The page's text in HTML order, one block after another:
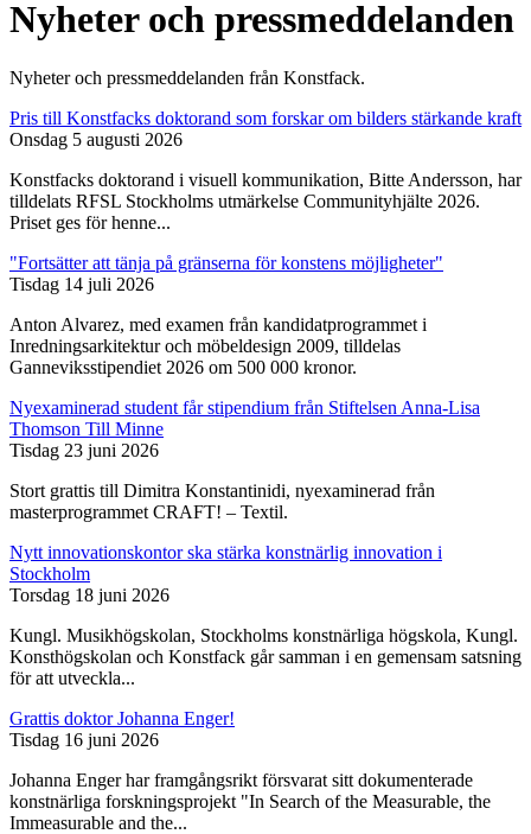
Nyheter och pressmeddelanden
Nyheter och pressmeddelanden från Konstfack.
Pris till Konstfacks doktorand som forskar om bilders stärkande kraft
Onsdag 5 augusti 2026
Konstfacks doktorand i visuell kommunikation, Bitte Andersson, har
tilldelats RFSL Stockholms utmärkelse Communityhjälte 2026.
Priset ges för henne...
"Fortsätter att tänja på gränserna för konstens möjligheter"
Tisdag 14 juli 2026
Anton Alvarez, med examen från kandidatprogrammet i
Inredningsarkitektur och möbeldesign 2009, tilldelas
Ganneviksstipendiet 2026 om 500 000 kronor.
Nyexaminerad student får stipendium från Stiftelsen Anna-Lisa
Thomson Till Minne
Tisdag 23 juni 2026
Stort grattis till Dimitra Konstantinidi, nyexaminerad från
masterprogrammet CRAFT! – Textil.
Nytt innovationskontor ska stärka konstnärlig innovation i
Stockholm
Torsdag 18 juni 2026
Kungl. Musikhögskolan, Stockholms konstnärliga högskola, Kungl.
Konsthögskolan och Konstfack går samman i en gemensam satsning
för att utveckla...
Grattis doktor Johanna Enger!
Tisdag 16 juni 2026
Johanna Enger har framgångsrikt försvarat sitt dokumenterade
konstnärliga forskningsprojekt "In Search of the Measurable, the
Immeasurable and the...